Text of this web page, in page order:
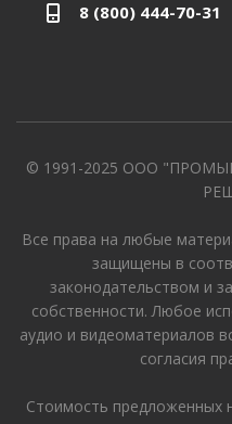
8 (800) 444-70-31
© 1991-2025 ООО
Все права на любые
защищены в
законодательством и
собственности. Любое
аудио и видеоматериалов
согласия
Стоимость предложенных